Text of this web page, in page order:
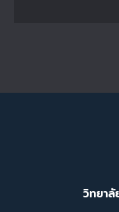
วิทยาลั